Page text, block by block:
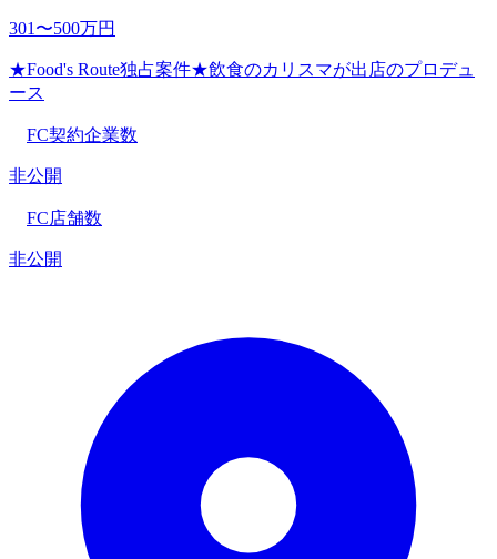
301〜500万円
★Food's Route独占案件★飲食のカリスマが出店のプロデュ
ース
FC契約企業数
非公開
FC店舗数
非公開